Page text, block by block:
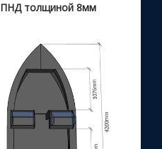
ПНД толщиной 8мм